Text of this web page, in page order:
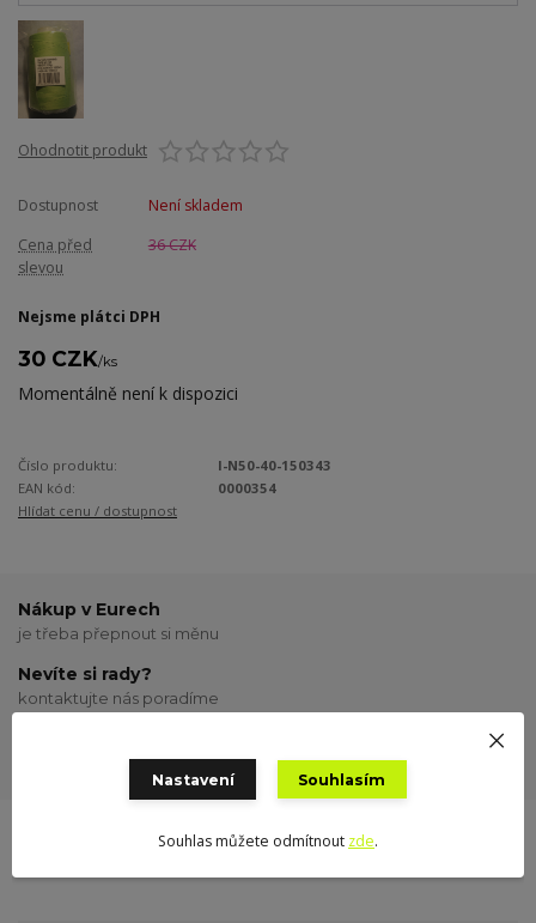
Ohodnotit produkt
Dostupnost
Není skladem
Cena před
slevou
36 CZK
Nejsme plátci DPH
30 CZK/ks
Momentálně není k dispozici
Číslo produktu:
I-N50-40-150343
EAN kód:
0000354
Hlídat cenu / dostupnost
Nákup v Eurech
je třeba přepnout si měnu
Nevíte si rady?
kontaktujte nás poradíme
odesílám o víkendu
Nastavení Souhlasím
Souhlas můžete odmítnout zde.